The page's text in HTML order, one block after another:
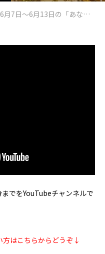
～6月13日の「あなただけの金運予報」
でをYouTubeチャンネルで
方はこちらからどうぞ↓